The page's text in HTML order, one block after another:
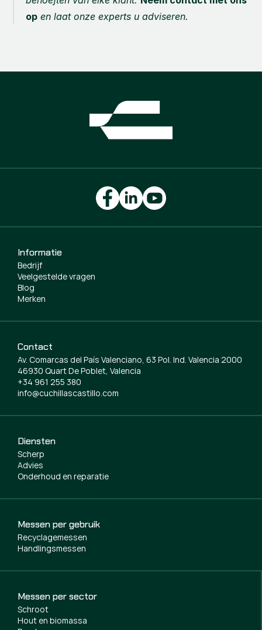
op en laat onze experts u adviseren.
Diensten
Scherp
Advies
Onderhoud en reparatie
Messen per gebruik
Recyclagemessen
Handlingsmessen
Messen per sector
Schroot
Hout en biomassa
Informatie
Bedrijf
Veelgestelde vragen
Blog
Merken
Contact
Av. Comarcas del País Valenciano, 63 Pol. Ind. Valencia 2000
46930 Quart De Poblet, Valencia
+34 961 255 380
info@cuchillascastillo.com